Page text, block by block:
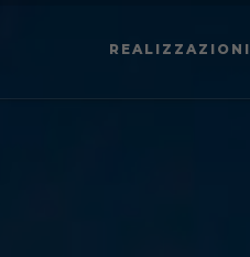
REALIZZAZIONI